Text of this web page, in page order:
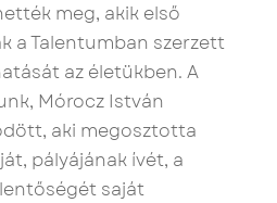
meg, akik első
a Talentumban szerzett
az életükben. A
Mórocz István
aki megosztotta
pályájának ívét, a
saját